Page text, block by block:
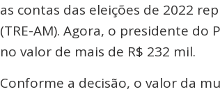
as contas das eleições de 2022
(TRE-AM). Agora, o presidente do
no valor de mais de R$ 232 mil.
Conforme a decisão, o valor da